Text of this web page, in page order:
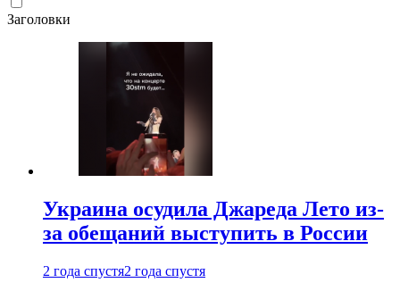
Заголовки
Украина осудила Джареда Лето из-
за обещаний выступить в России
2 года спустя2 года спустя